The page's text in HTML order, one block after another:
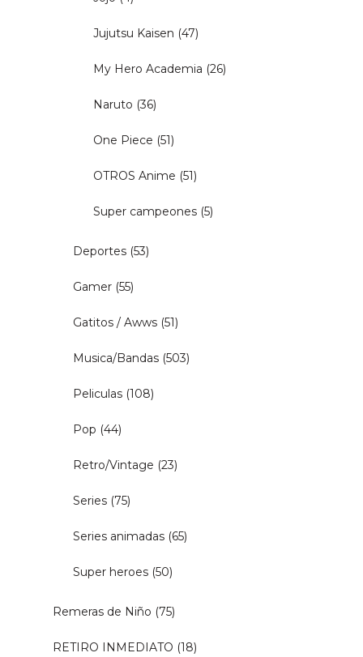
Jujutsu Kaisen (47)
My Hero Academia (26)
Naruto (36)
One Piece (51)
OTROS Anime (51)
Super campeones (5)
Deportes (53)
Gamer (55)
Gatitos / Awws (51)
Musica/Bandas (503)
Peliculas (108)
Pop (44)
Retro/Vintage (23)
Series (75)
Series animadas (65)
Super heroes (50)
Remeras de Niño (75)
RETIRO INMEDIATO (18)